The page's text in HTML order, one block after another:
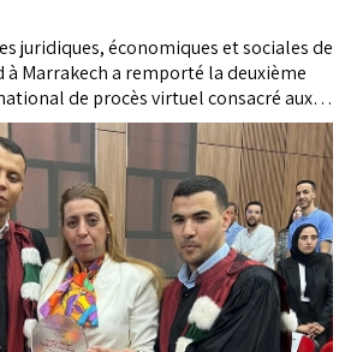
juridiques, économiques et sociales de
à Marrakech a remporté la deuxième
de procès virtuel consacré aux
à Marrakech par le Groupe de
criminelle et dynamique sociale de la
a réuni plusieurs établissements
autour des enjeux de la plaidoirie et